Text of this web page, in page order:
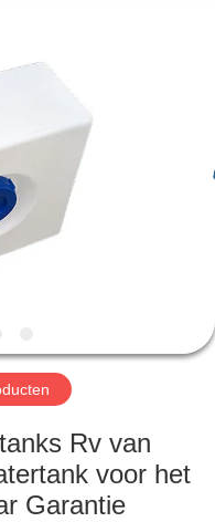
Rv van
voor het
Garantie